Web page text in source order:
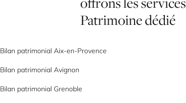
Patrimoinedédié
Bilan patrimonial Aix-en-Provence
Bilan patrimonial Avignon
Bilan patrimonial Grenoble